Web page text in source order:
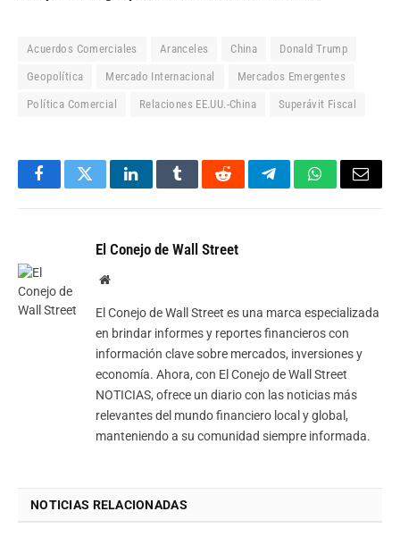
Acuerdos Comerciales Aranceles China Donald Trump
Geopolítica Mercado Internacional Mercados Emergentes
Política Comercial Relaciones EE.UU.-China Superávit Fiscal
FacebookTwitterLinkedInTumblrRedditTelegramWhatsApp
Email
El Conejo de Wall Street
Website
El Conejo de Wall Street es una marca especializada
en brindar informes y reportes financieros con
información clave sobre mercados, inversiones y
economía. Ahora, con El Conejo de Wall Street
NOTICIAS, ofrece un diario con las noticias más
relevantes del mundo financiero local y global,
manteniendo a su comunidad siempre informada.
NOTICIAS RELACIONADAS